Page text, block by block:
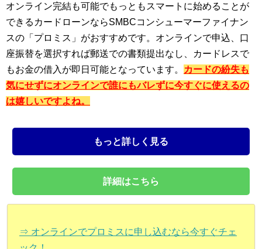
オンライン完結も可能でもっともスマートに始めることが
できるカードローンならSMBCコンシューマーファイナン
スの「プロミス」がおすすめです。オンラインで申込、口
座振替を選択すれば郵送での書類提出なし、カードレスで
もお金の借入が即日可能となっています。
カードの紛失も
気にせずにオンラインで誰にもバレずに今すぐに使えるの
は嬉しいですよね。
もっと詳しく見る
詳細はこちら
⇒ オンラインでプロミスに申し込むなら今すぐチェ